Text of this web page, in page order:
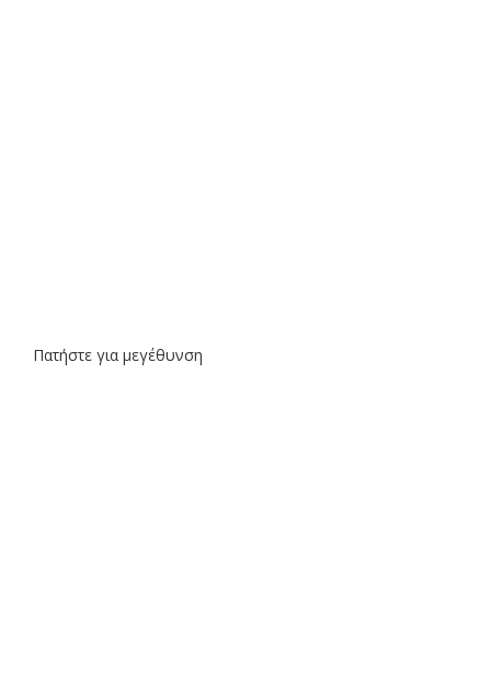
Πατήστε για μεγέθυνση